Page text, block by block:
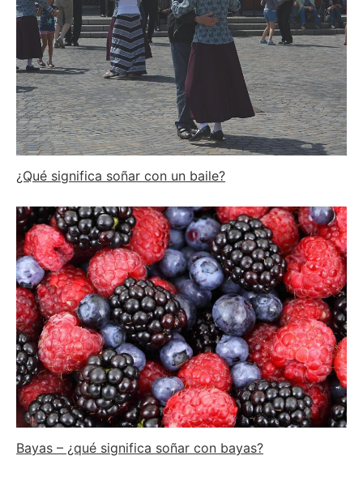
¿Qué significa soñar con un baile?
Bayas – ¿qué significa soñar con bayas?